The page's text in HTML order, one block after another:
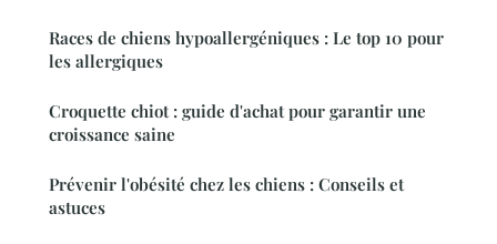
Races de chiens hypoallergéniques : Le top 10 pour
les allergiques
Croquette chiot : guide d'achat pour garantir une
croissance saine
Prévenir l'obésité chez les chiens : Conseils et
astuces